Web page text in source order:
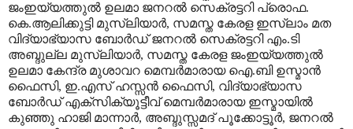
ജംഇയ്യത്തുല്‍ ഉലമാ ജനറല്‍ സെക്രട്ടറി പ്രൊഫ.
കെ.ആലിക്കുട്ടി മുസ്ലിയാര്‍, സമസ്ത കേരള ഇസ്ലാം മത
വിദ്യാഭ്യാസ ബോര്‍ഡ് ജനറല്‍ സെക്രട്ടറി എം.ടി
അബ്ദുല്ല മുസ്ലിയാര്‍, സമസ്ത കേരള ജംഇയ്യത്തുല്‍
ഉലമാ കേന്ദ്ര മുശാവറ മെമ്പര്‍മാരായ ഐ.ബി ഉസ്മാന്‍
ഫൈസി, ഇ.എസ് ഹസ്സന്‍ ഫൈസി, വിദ്യാഭ്യാസ
ബോര്‍ഡ് എക്സിക്യൂട്ടീവ് മെമ്പര്‍മാരായ ഇസ്മായില്‍
കുഞ്ഞു ഹാജി മാന്നാര്‍, അബ്ദുസ്സമദ് പൂക്കോട്ടൂര്‍, ജനറല്‍